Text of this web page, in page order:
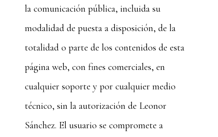
la comunicación pública, incluida su
modalidad de puesta a disposición, de la
totalidad o parte de los contenidos de esta
página web, con fines comerciales, en
cualquier soporte y por cualquier medio
técnico, sin la autorización de Leonor
Sánchez. El usuario se compromete a